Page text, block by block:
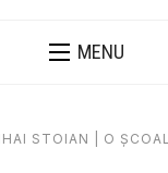
MENU
STOIAN | O